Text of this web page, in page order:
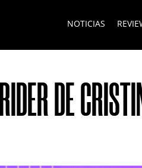
NOTICIAS
DE